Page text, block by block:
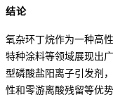
结论
氧杂环丁烷作为一种高
特种涂料等领域展现出
型磷酸盐阳离子引发剂
性和零游离酸残留等优